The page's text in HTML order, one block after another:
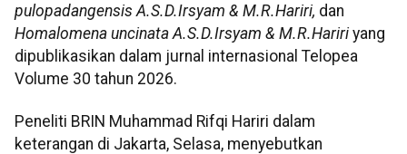
pulopadangensis A.S.D.Irsyam & M.R.Hariri, dan
Homalomena uncinata A.S.D.Irsyam & M.R.Hariri yang
dipublikasikan dalam jurnal internasional Telopea
Volume 30 tahun 2026.
Peneliti BRIN Muhammad Rifqi Hariri dalam
keterangan di Jakarta, Selasa, menyebutkan